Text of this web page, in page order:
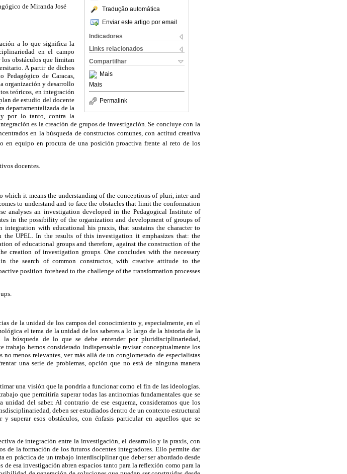
Tradução automática
Enviar este artigo por email
Indicadores
Links relacionados
Compartilhar
Mais
Mais
Permalink
de Miranda José
a lo que significa la
en el campo
los obstáculos que limitan
A partir de dichos
Pedagógico de Caracas,
organización y desarrollo
teóricos, en integración
de estudio del docente
departamentalizada de la
y por lo tanto, contra la
es la creación de grupos de investigación. Se concluye con la
en la búsqueda de constructos comunes, con actitud creativa
en equipo en procura de una posición proactiva frente al reto de los
docentes.
it means the understanding of the conceptions of pluri, inter and
to understand and to face the obstacles that limit the conformation
analyses an investigation developed in the Pedagogical Institute of
in the possibility of the organization and development of groups of
with educational his praxis, that sustains the character to
UPEL. In the results of this investigation it emphasizes that: the
of educational groups and therefore, against the construction of the
of investigation groups. One concludes with the necessary
in the search of common constructos, with creative attitude to the
position forehead to the challenge of the transformation processes
de la unidad de los campos del conocimiento y, especialmente, en el
el tema de la unidad de los saberes a lo largo de la historia de la
búsqueda de lo que se debe entender por pluridisciplinariedad,
hemos considerado indispensable revisar conceptualmente los
menos relevantes, ver más allá de un conglomerado de especialistas
una serie de problemas, opción que no está de ninguna manera
una visión que la pondría a funcionar como el fin de las ideologías.
que permitiría superar todas las antinomias fundamentales que se
del saber. Al contrario de ese esquema, consideramos que los
deben ser estudiados dentro de un contexto estructural
superar esos obstáculos, con énfasis particular en aquellos que se
de integración entre la investigación, el desarrollo y la praxis, con
de la formación de los futuros docentes integradores. Ello permite dar
en práctica de un trabajo interdisciplinar que deber ser abordado desde
esa investigación abren espacios tanto para la reflexión como para la